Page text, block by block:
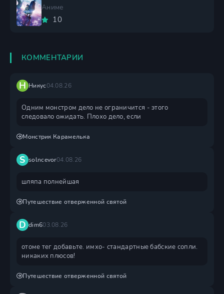
Аниме
10
КОММЕНТАРИИ
Н Никус04.08.26
Одним монстром дело не ограничится - этого
следовало ожидать. Плохо дело, если
Монстрик Карамелька
S solncevor04.08.26
шляпа полнейшая
Путешествие отверженной святой
D dim603.08.26
отоме тег добавьте. имхо- стандартные бабские сопли.
никаких плюсов!
Путешествие отверженной святой